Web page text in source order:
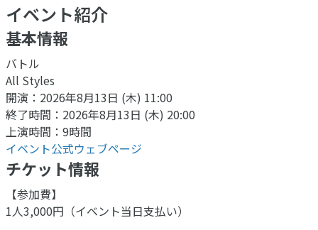
イベント紹介
基本情報
バトル
All Styles
開演：2026年8月13日 (木) 11:00
終了時間：2026年8月13日 (木) 20:00
上演時間：9時間
イベント公式ウェブページ
チケット情報
【参加費】
1人3,000円（イベント当日支払い）